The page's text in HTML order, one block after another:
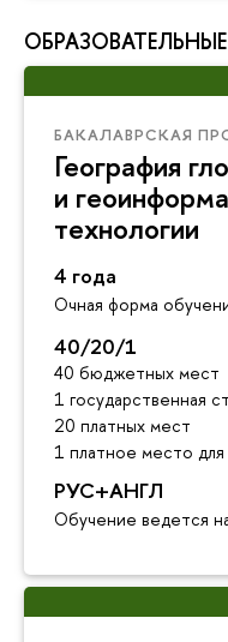
БАКАЛАВРСКАЯ
География
и
технологии
4 года
Очная форма
40/20/1
40 бюджетных мест
1 государственная
20 платных мест
1 платное место
РУС+АНГЛ
Обучение ведется